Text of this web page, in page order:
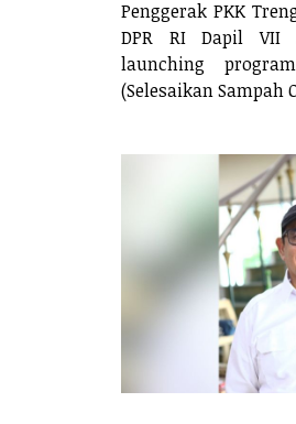
Penggerak PKK
DPR RI Dapil VII
launching
(Selesaikan Sampah